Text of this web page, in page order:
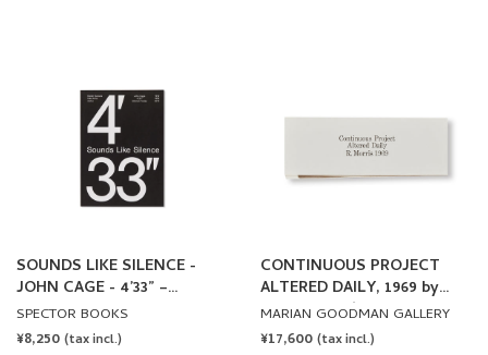
SOUNDS LIKE SILENCE -
JOHN CAGE - 4’33” –
SILENCE TODAY by Inke
Arns, Dieter Daniels
SPECTOR BOOKS
REGULAR
¥8,250 (tax incl.)
CONTINUOUS PROJECT
ALTERED DAILY, 1969 by
Robert Morris
MARIAN GOODMAN GALLERY
REGULAR
¥17,600 (tax incl.)